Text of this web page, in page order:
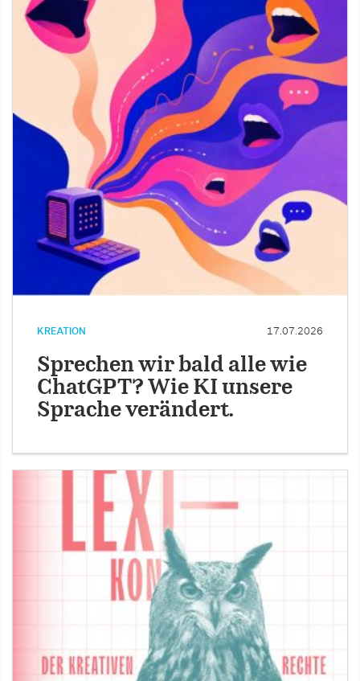
KREATION 17.07.2026
Sprechen wir bald alle wie
ChatGPT? Wie KI unsere
Sprache verändert.